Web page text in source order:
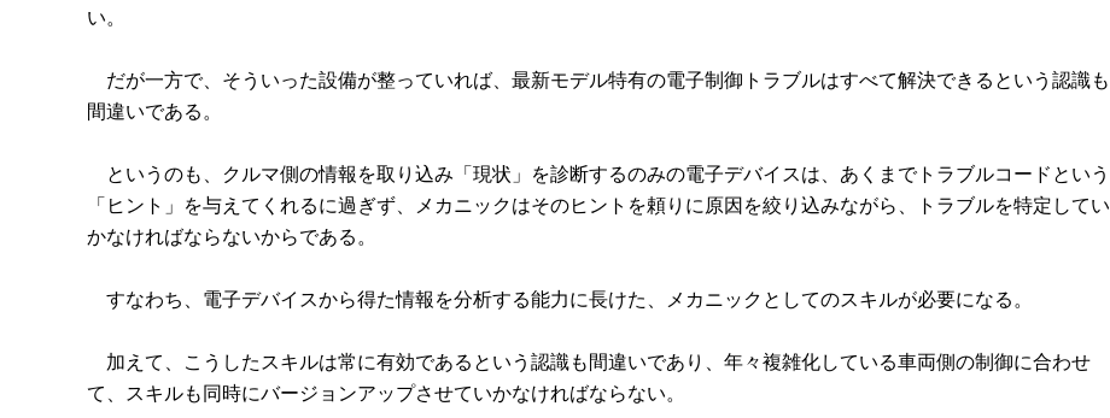
い。
だが一方で、そういった設備が整っていれば、最新モデル特有の電子制御トラブルはすべて解決できるという認識も
間違いである。
というのも、クルマ側の情報を取り込み「現状」を診断するのみの電子デバイスは、あくまでトラブルコードという
「ヒント」を与えてくれるに過ぎず、メカニックはそのヒントを頼りに原因を絞り込みながら、トラブルを特定してい
かなければならないからである。
すなわち、電子デバイスから得た情報を分析する能力に長けた、メカニックとしてのスキルが必要になる。
加えて、こうしたスキルは常に有効であるという認識も間違いであり、年々複雑化している車両側の制御に合わせ
て、スキルも同時にバージョンアップさせていかなければならない。